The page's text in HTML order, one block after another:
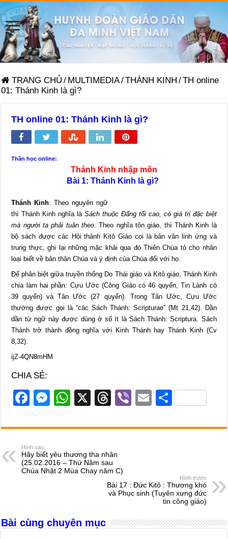
TRANG CHỦ / MULTIMEDIA/THÁNH KINH /TH online
01: Thánh Kinh là gì?
TH online 01: Thánh Kinh là gì?
Thần học online:
Thánh Kinh nhập môn
Bài 1: Thánh Kinh là gì?
Thánh Kinh: Theo nguyên ngữ
thì Thánh Kinh nghĩa làSách thuộc Đấng tối cao, có giá trị đặc biệt
mà người ta phải tuân theo. Theo nghĩa tôn giáo, thì Thánh Kinh là
bộ sách được các Hội thánh Kitô Giáo coi là bản văn linh ứng và
trung thực, ghi lại những mặc khải qua đó Thiên Chúa tỏ cho nhân
loại biết về bản thân Chúa và ý định của Chúa đối với họ.
Để phân biệt giữa truyền thống Do Thái giáo và Kitô giáo, Thánh Kinh
chia làm hai phần: Cựu Ước (Công Giáo có 46 quyển, Tin Lành có
39 quyển) và Tân Ước (27 quyển). Trong Tân Ước, Cựu Ước
thường được gọi là “các Sách Thánh: Scripturae” (Mt 21,42). Dần
dần từ ngữ này được dùng ở số ít là Sách Thánh: Scriptura. Sách
Thánh trở thành đồng nghĩa với Kinh Thánh hay Thánh Kinh (Cv
8,32).
ijZ-4QN8mHM
CHIA SẺ:
F
c
e
b
o
M
ss
n
g
W
at
A
p
X
T
e
d
s
Vi
er
E
ail
S
ar
Hình sau
Hãy biết yêu thương tha nhân
(25.02.2016 – Thứ Năm sau
Chúa Nhật 2 Mùa Chay năm C)
Hình trước
Bài 17 : Đức Kitô : Thương khó
và Phục sinh (Tuyên xưng đức
tin công giáo)
Bài cùng chuyên mục